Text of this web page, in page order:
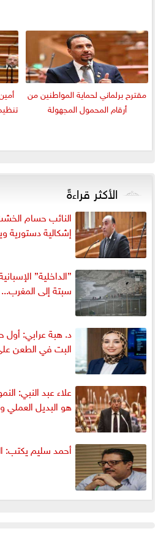
مقترح برلماني لحماية المواطنين من
أرقام المحمول المجهولة
الأكثر قراءةً
النائب حسام
إشكالية دستورية
سبتة إلى
د. هبة عرابي: أول
البت في الطعن
علاء عبد النبي:
هو البديل العملي
أحمد سليم يكتب: